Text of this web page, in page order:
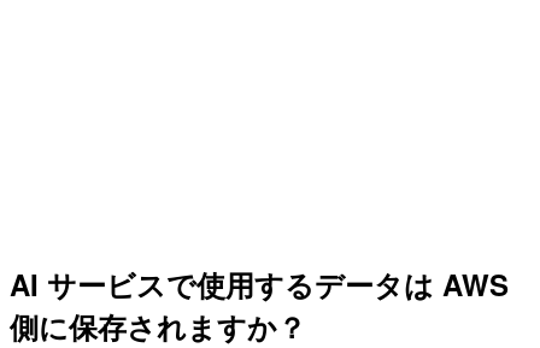
AI サービスで使用するデータは AWS
側に保存されますか？